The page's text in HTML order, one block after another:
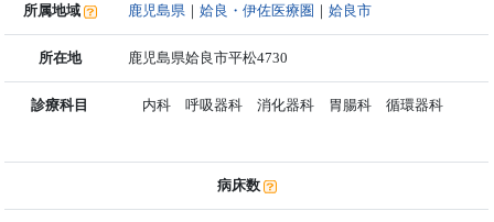
所属地域 鹿児島県 ｜姶良・伊佐医療圏 ｜姶良市
所在地 鹿児島県姶良市平松4730
診療科目 内科 呼吸器科 消化器科 胃腸科 循環器科
病床数